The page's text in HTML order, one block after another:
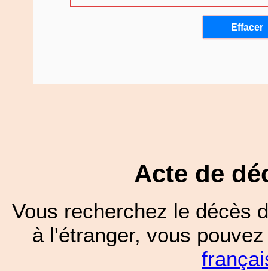
Acte de
Vous recherchez le décès
à l'étranger, vous